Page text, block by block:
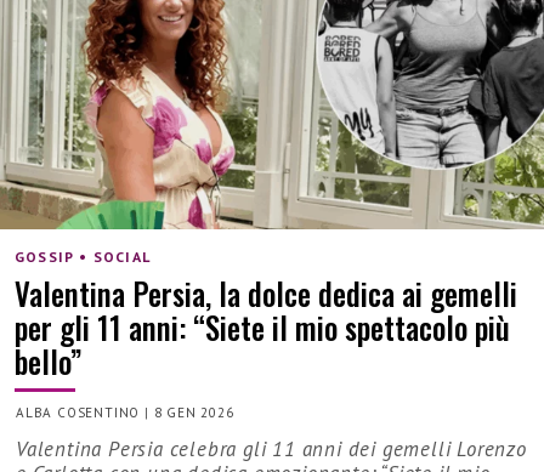
GOSSIP • SOCIAL
Valentina Persia, la dolce dedica ai gemelli
per gli 11 anni: “Siete il mio spettacolo più
bello”
ALBA COSENTINO | 8 GEN 2026
Valentina Persia celebra gli 11 anni dei gemelli Lorenzo